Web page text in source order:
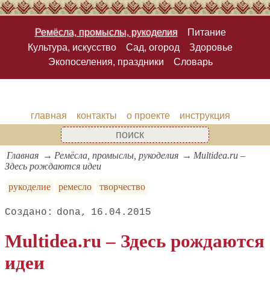
Ремёсла, промыслы, рукоделия
Питание
Культура, искусство
Сад, огород
Здоровье
Экопоселения, праздники
Словарь
главная контакты о проекте инструкция
Главная Ремёсла, промыслы, рукоделия
Multidea.ru –
Здесь рождаются идеи
рукоделие
ремесло творчество
dona 16.04.2015
Multidea.ru – Здесь рождаются
идеи